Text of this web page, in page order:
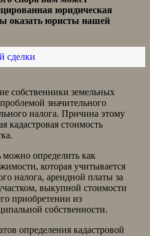
юридическая
оказать юристы нашей
сделки
собственники земельных
значительного
налога. Причина этому
кадастровая стоимость
можно определить как
которая учитывается
налога, арендной платы за
выкупной стоимости
приобретении из
собственности.
определения кадастровой